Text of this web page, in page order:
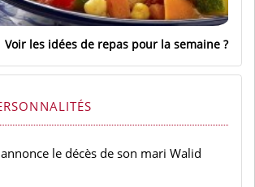
Voir les idées de repas pour la semaine
le décès de son mari Walid